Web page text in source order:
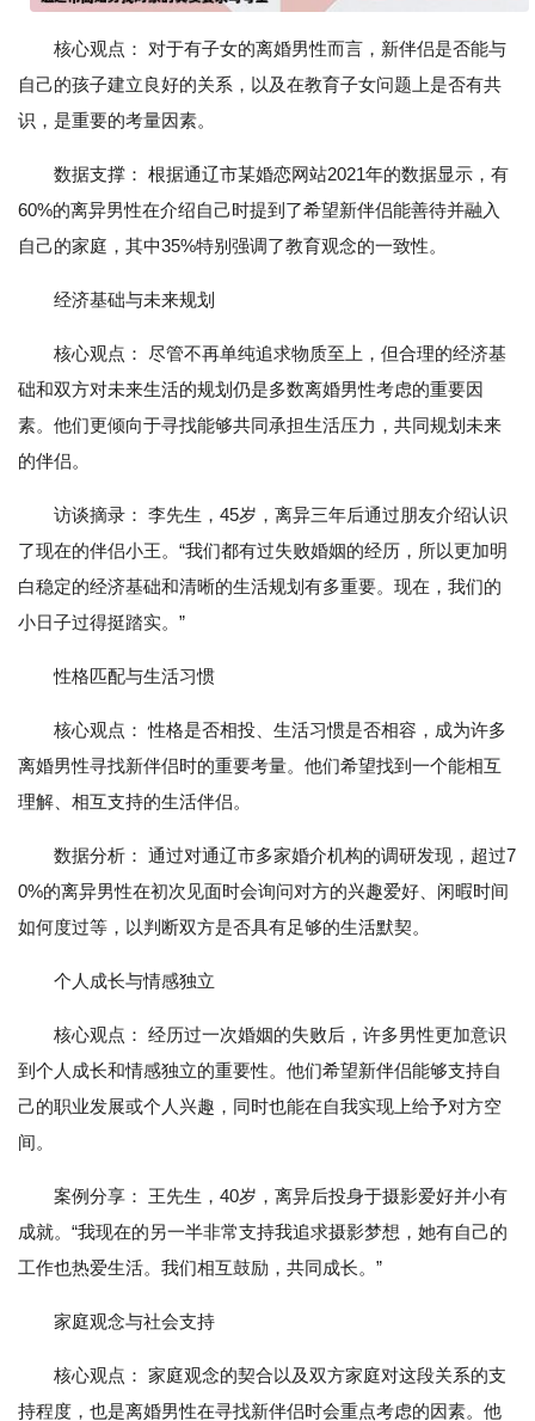
核心观点： 对于有子女的离婚男性而言，新伴侣是否能与
自己的孩子建立良好的关系，以及在教育子女问题上是否有共
识，是重要的考量因素。
数据支撑： 根据通辽市某婚恋网站2021年的数据显示，有
60%的离异男性在介绍自己时提到了希望新伴侣能善待并融入
自己的家庭，其中35%特别强调了教育观念的一致性。
经济基础与未来规划
核心观点： 尽管不再单纯追求物质至上，但合理的经济基
础和双方对未来生活的规划仍是多数离婚男性考虑的重要因
素。他们更倾向于寻找能够共同承担生活压力，共同规划未来
的伴侣。
访谈摘录： 李先生，45岁，离异三年后通过朋友介绍认识
了现在的伴侣小王。“我们都有过失败婚姻的经历，所以更加明
白稳定的经济基础和清晰的生活规划有多重要。现在，我们的
小日子过得挺踏实。”
性格匹配与生活习惯
核心观点： 性格是否相投、生活习惯是否相容，成为许多
离婚男性寻找新伴侣时的重要考量。他们希望找到一个能相互
理解、相互支持的生活伴侣。
数据分析： 通过对通辽市多家婚介机构的调研发现，超过7
0%的离异男性在初次见面时会询问对方的兴趣爱好、闲暇时间
如何度过等，以判断双方是否具有足够的生活默契。
个人成长与情感独立
核心观点： 经历过一次婚姻的失败后，许多男性更加意识
到个人成长和情感独立的重要性。他们希望新伴侣能够支持自
己的职业发展或个人兴趣，同时也能在自我实现上给予对方空
间。
案例分享： 王先生，40岁，离异后投身于摄影爱好并小有
成就。“我现在的另一半非常支持我追求摄影梦想，她有自己的
工作也热爱生活。我们相互鼓励，共同成长。”
家庭观念与社会支持
核心观点： 家庭观念的契合以及双方家庭对这段关系的支
持程度，也是离婚男性在寻找新伴侣时会重点考虑的因素。他